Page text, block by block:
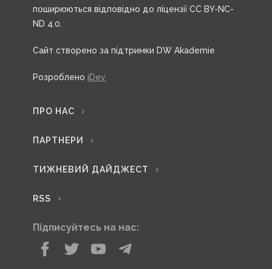
поширюються відповідно до ліцензії CC BY-NC-
ND 4.0.
Сайт створено за підтримки DW Akademie
Розроблено iDev
ПРО НАС
ПАРТНЕРИ
ТИЖНЕВИЙ ДАЙДЖЕСТ
RSS
Підписуйтесь на нас: